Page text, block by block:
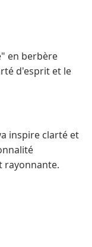
en berbère
d'esprit et le
inspire clarté et
rayonnante.